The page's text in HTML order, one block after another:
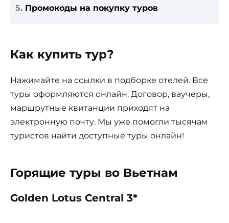
Промокоды на покупку туров
Как купить тур?
Нажимайте на ссылки в подборке отелей. Все
туры оформляются онлайн. Договор, ваучеры,
маршрутные квитанции приходят на
электронную почту. Мы уже помогли тысячам
туристов найти доступные туры онлайн!
Горящие туры во Вьетнам
Golden Lotus Central 3*